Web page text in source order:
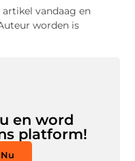
vandaag en
worden is
en word
platform!